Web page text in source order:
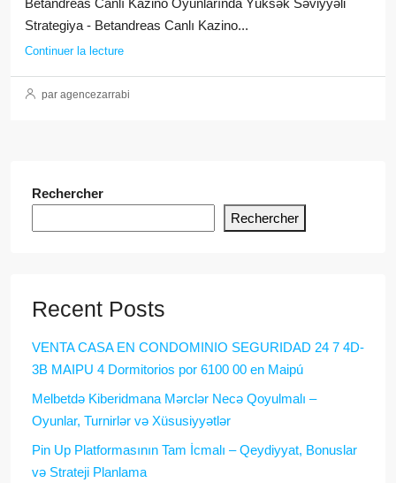
Betandreas Canlı Kazino Oyunlarında Yüksək Səviyyəli
Strategiya - Betandreas Canlı Kazino...
Continuer la lecture
par agencezarrabi
Rechercher
Rechercher
Recent Posts
VENTA CASA EN CONDOMINIO SEGURIDAD 24 7 4D-
3B MAIPU 4 Dormitorios por 6100 00 en Maipú
Melbetdə Kiberidmana Mərclər Necə Qoyulmalı –
Oyunlar, Turnirlər və Xüsusiyyətlər
Pin Up Platformasının Tam İcmalı – Qeydiyyat, Bonuslar
və Strateji Planlama